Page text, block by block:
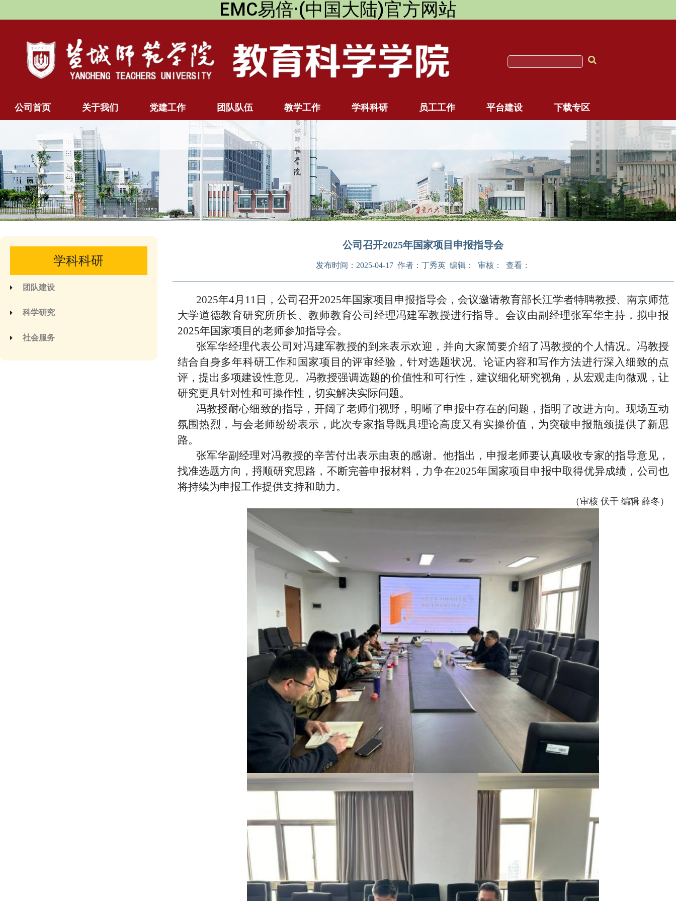
EMC易倍·(中国大陆)官方网站
公司首页 关于我们 党建工作 团队队伍 教学工作 学科科研 员工工作 平台建设 下载专区
学科科研
团队建设
科学研究
社会服务
公司召开2025年国家项目申报指导会
发布时间：2025-04-17 作者：丁秀英 编辑： 审核： 查看：
2025年4月 11 日，公司召开2025年国家项目申报指导会，会议邀请教育部长江学者特聘教授、南京师范
大学道德教育研究所所长、教师教育公司经理冯建军教授进行指导。会议由副经理张军华主持，拟申报
2025年国家项目的老师参加指导会。
张军华经理代表公司对冯建军教授的到来表示欢迎，并向大家简要介绍了冯教授的个人情况。冯教授
结合自身多年科研工作和国家项目的评审经验，针对选题状况、论证内容和写作方法进行深入细致的点
评，提出多项建设性意见。冯教授强调选题的价值性和可行性，建议细化研究视角，从宏观走向微观，让
研究更具针对性和可操作性，切实解决实际问题。
冯教授耐心细致的指导，开阔了老师们视野，明晰了申报中存在的问题，指明了改进方向。现场互动
氛围热烈，与会老师纷纷表示，此次专家指导既具理论高度又有实操价值，为突破申报瓶颈提供了新思
路。
张军华副经理对冯教授的辛苦付出表示由衷的感谢。他指出，申报老师要认真吸收专家的指导意见，
找准选题方向，捋顺研究思路，不断完善申报材料，力争在2025年国家项目申报中取得优异成绩，公司也
将持续为申报工作提供支持和助力。
（审核 伏干 编辑 薛冬）